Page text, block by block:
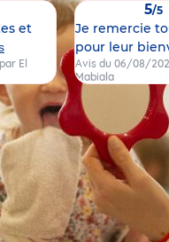
et
par El
5/5
Je remercie
pour leur
Avis du 06/08/
Mabiala